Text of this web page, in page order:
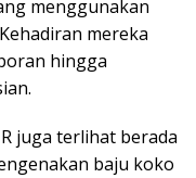
menggunakan
mereka
hingga
juga terlihat berada
baju koko